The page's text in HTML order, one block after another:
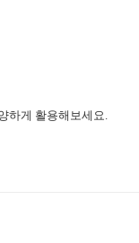
하게 활용해보세요.